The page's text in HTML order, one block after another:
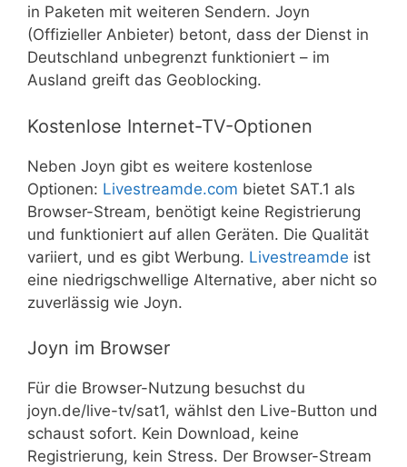
in Paketen mit weiteren Sendern. Joyn
(Offizieller Anbieter) betont, dass der Dienst in
Deutschland unbegrenzt funktioniert – im
Ausland greift das Geoblocking.
Kostenlose Internet-TV-Optionen
Neben Joyn gibt es weitere kostenlose
Optionen: Livestreamde.com bietet SAT.1 als
Browser-Stream, benötigt keine Registrierung
und funktioniert auf allen Geräten. Die Qualität
variiert, und es gibt Werbung. Livestreamde ist
eine niedrigschwellige Alternative, aber nicht so
zuverlässig wie Joyn.
Joyn im Browser
Für die Browser-Nutzung besuchst du
joyn.de/live-tv/sat1, wählst den Live-Button und
schaust sofort. Kein Download, keine
Registrierung, kein Stress. Der Browser-Stream